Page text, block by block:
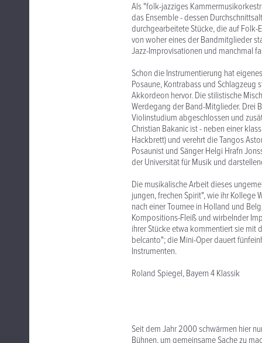
Als "folk-jazziges
das Ensemble - dessen
durchgearbeitete Stücke, die auf Folk-
von woher eines der Bandmitglieder
Jazz-Improvisationen und manchmal
Schon die Instrumentierung hat
Posaune, Kontrabass und
Akkordeon hervor. Die stilistische
Werdegang der Band-Mitglieder. Drei
Violinstudium abgeschlossen und
Christian Bakanic ist - neben einer
Hackbrett) und verehrt die Tangos
Posaunist und Sänger Helgi Hrafn
der Universität für Musik und
Die musikalische Arbeit dieses
jungen, frechen Spirit", wie ihr
nach einer Tournee in Holland und
Kompositions-Fleiß und wirbelnder
ihrer Stücke etwa kommentiert sie mit
belcanto"; die Mini-Oper dauert
Instrumenten.
Roland Spiegel, Bayern 4 Klassik
Seit dem Jahr 2000 schwärmen hier
Bühnen, um gemeinsame Sache zu